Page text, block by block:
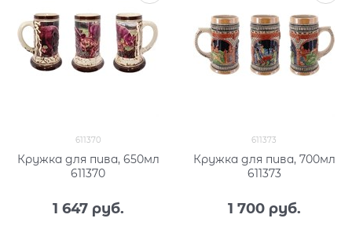
611370
Кружка для пива, 650мл
611370
1 647 руб.
611373
Кружка для пива, 700мл
611373
1 700 руб.